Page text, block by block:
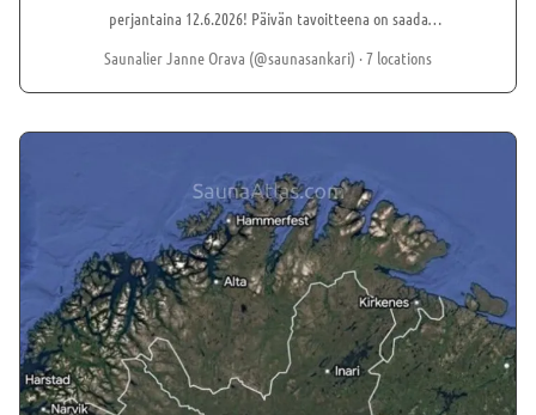
perjantaina 12.6.2026! Päivän tavoitteena on saada
mahdollisimman moni sauna avaamaan ovensa ja kutsumaan
saunojen omistajat. Tapahtuman sydämenä toimii Saunakylä.
Saunajuhla jatkuu lauantaina 13.6.2026, kun Suomalaisen saunan
päivää vietetään Saunakylässä 19 saunan voimin – luvassa on
lämpöä, tunnelmaa ja aitoa saunakulttuuria parhaimmillaan.
Saunalier Janne Orava (@saunasankari) · 7 locations